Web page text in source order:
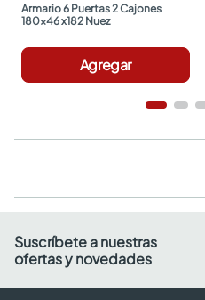
Armario 6 Puertas 2 Cajones
180x46 x182 Nuez
Agregar
Suscríbete a nuestras
ofertas y novedades